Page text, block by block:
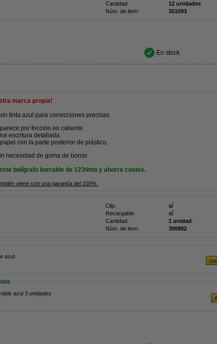
Cantidad:
12 unidades
Núm. de item: 301093
En stock
marca propia!
tinta azul para correcciones precisas.
por fricción en caliente.
escritura detallada.
con la parte posterior de plástico.
necesidad de goma de borrar.
bolígrafo borrable de 123tinta y ahorra costes.
viene con una garantía del 100%.
Clip:
sí
Recargable:
sí
Cantidad:
1 unidad
Núm. de item: 300982
azul
123tinta Recambio de bolígrafo borrable azul 3 unidades